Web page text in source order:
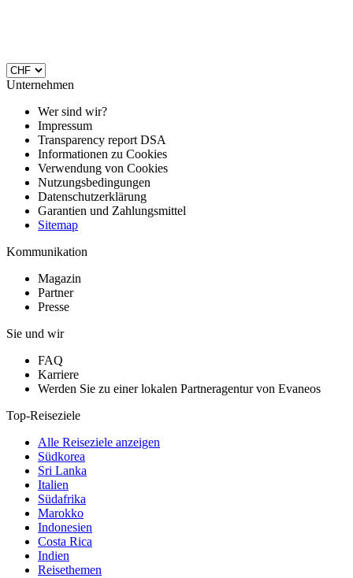
Unternehmen
Wer sind wir?
Impressum
Transparency report DSA
Informationen zu Cookies
Verwendung von Cookies
Nutzungsbedingungen
Datenschutzerklärung
Garantien und Zahlungsmittel
Sitemap
Kommunikation
Magazin
Partner
Presse
Sie und wir
FAQ
Karriere
Werden Sie zu einer lokalen Partneragentur von Evaneos
Top-Reiseziele
Alle Reiseziele anzeigen
Südkorea
Sri Lanka
Italien
Südafrika
Marokko
Indonesien
Costa Rica
Indien
Reisethemen